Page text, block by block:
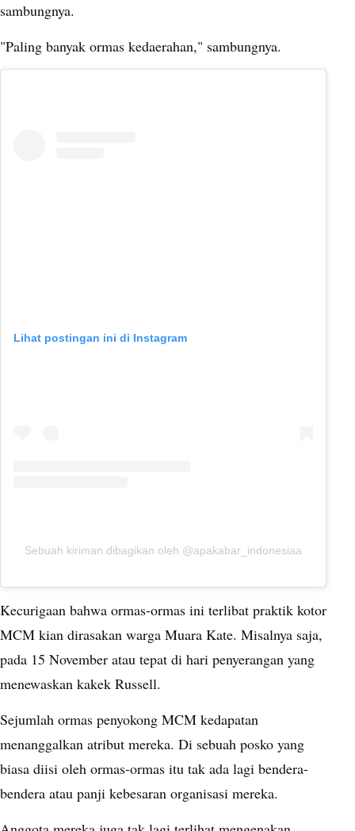
sambungnya.
"Paling banyak ormas kedaerahan," sambungnya.
Lihat postingan ini di Instagram
Sebuah kiriman dibagikan oleh @apakabar_indonesiaa
Kecurigaan bahwa ormas-ormas ini terlibat praktik kotor
MCM kian dirasakan warga Muara Kate. Misalnya saja,
pada 15 November atau tepat di hari penyerangan yang
menewaskan kakek Russell.
Sejumlah ormas penyokong MCM kedapatan
menanggalkan atribut mereka. Di sebuah posko yang
biasa diisi oleh ormas-ormas itu tak ada lagi bendera-
bendera atau panji kebesaran organisasi mereka.